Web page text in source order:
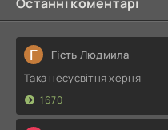
Г Гість Людмила
Така несусвітня херня
1670